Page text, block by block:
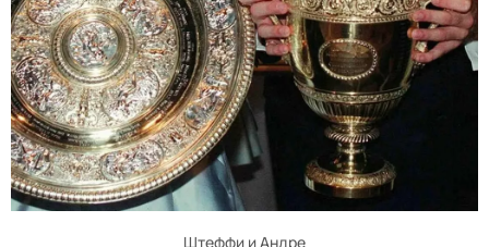
Штеффи и Андре